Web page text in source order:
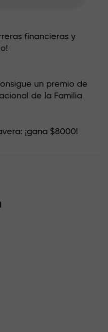
financieras y
un premio de
de la Familia
¡gana $8000!